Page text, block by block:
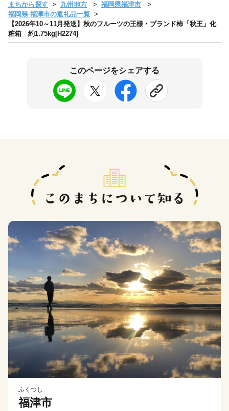
まちから探す 九州地方
福岡県福津市
福岡県 福津市の返礼品一覧
【2026年10～11月発送】秋のフルーツの王様・ブランド柿「秋王」化
粧箱 約1.75kg[H2274]
このページをシェアする
ふくつし
福津市